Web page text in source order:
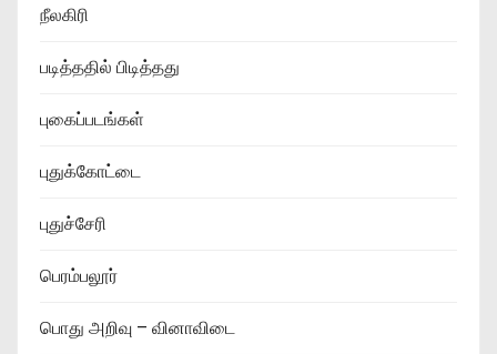
நீலகிரி
படித்ததில் பிடித்தது
புகைப்படங்கள்
புதுக்கோட்டை
புதுச்சேரி
பெரம்பலூர்
பொது அறிவு – வினாவிடை